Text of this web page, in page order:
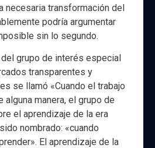
necesaria transformación del
podría argumentar
sin lo segundo.
grupo de interés especial
transparentes y
se llamó «Cuando el trabajo
alguna manera, el grupo de
el aprendizaje de la era
nombrado: «cuando
El aprendizaje de la